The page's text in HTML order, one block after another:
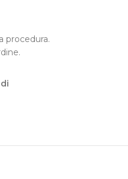
procedura.